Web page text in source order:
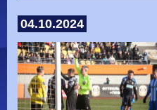
04.10.2024